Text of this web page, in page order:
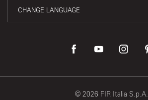
CHANGE LANGUAGE
© 2026 FIR Italia S.p.A.